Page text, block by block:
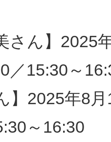
さん】
／15:30～
】2025年8
～16:30